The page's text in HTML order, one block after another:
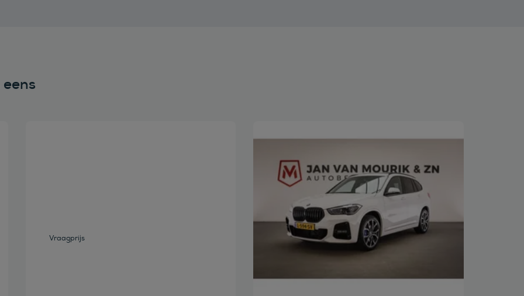
Vraagprijs
Bekijk deze auto